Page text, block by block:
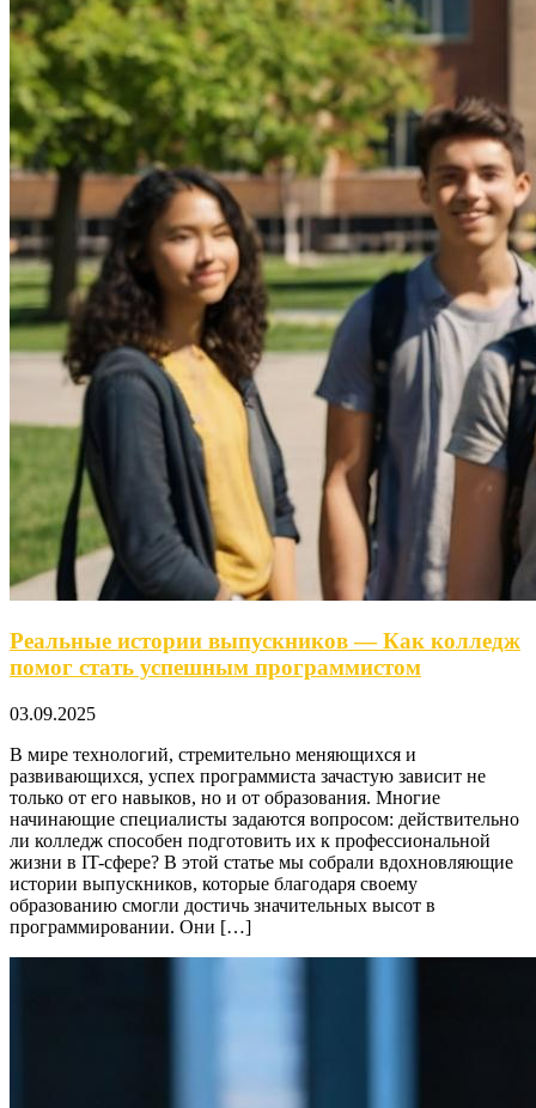
Реальные истории выпускников — Как колледж
помог стать успешным программистом
03.09.2025
В мире технологий, стремительно меняющихся и
развивающихся, успех программиста зачастую зависит не
только от его навыков, но и от образования. Многие
начинающие специалисты задаются вопросом: действительно
ли колледж способен подготовить их к профессиональной
жизни в IT-сфере? В этой статье мы собрали вдохновляющие
истории выпускников, которые благодаря своему
образованию смогли достичь значительных высот в
программировании. Они […]